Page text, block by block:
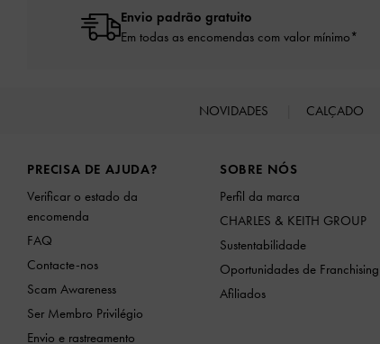
Envio padrão gratuito
Em todas as encomendas com valor mínimo*
NOVIDADES CALÇADO
PRECISA DE AJUDA?
Verificar o estado da
encomenda
FAQ
Contacte-nos
Scam Awareness
Ser Membro Privilégio
Envio e rastreamento
SOBRE NÓS
Perfil da marca
CHARLES & KEITH GROUP
Sustentabilidade
Oportunidades de Franchising
Afiliados